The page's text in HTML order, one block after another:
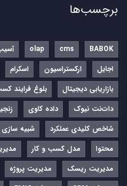
برچسب‌ها
BABOK
cms
olap
اجایل
ارکستراسیون اسکرام
بازاریابی دیجیتال
بلوغ فرایند
دات‌نت نیوک
داده کاوی
شاخص کلیدی عملکرد
شبیه سازی
محتوا
مدل کسب و کار
مدیریت ریسک
مدیریت پروژه